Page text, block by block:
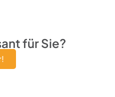
für Sie?